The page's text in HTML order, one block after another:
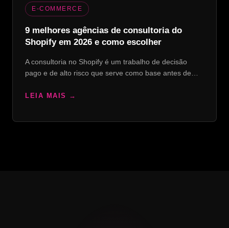
E-COMMERCE
9 melhores agências de consultoria do
Shopify em 2026 e como escolher
A consultoria no Shopify é um trabalho de decisão
pago e de alto risco que serve como base antes de…
LEIA MAIS